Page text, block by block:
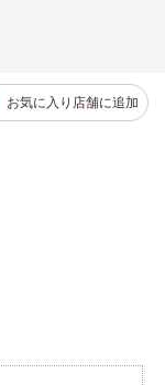
お気に入り店舗に追加